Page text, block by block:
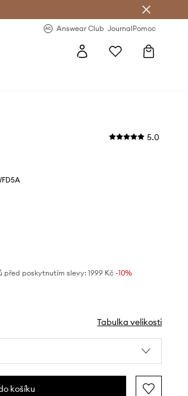
Answear Club JournalPomoc
5.0
před poskytnutím slevy: 1999 Kč -10%
Tabulka velikosti
košíku